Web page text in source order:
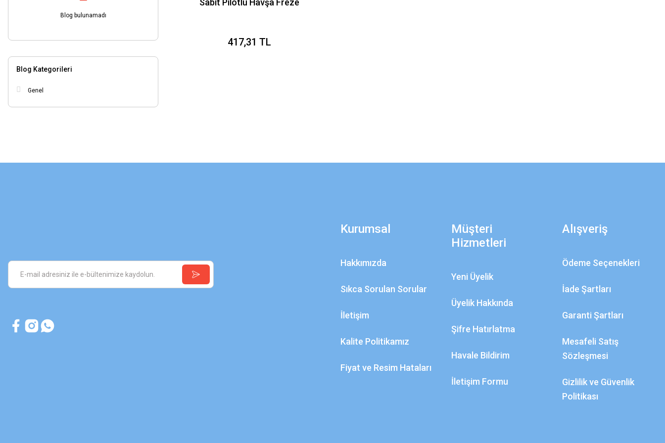
Blog bulunamadı
Blog Kategorileri
Genel
Sabit Pilotlu Havşa Freze
417,31 TL
Kurumsal
Hakkımızda
Sıkca Sorulan Sorular
İletişim
Kalite Politikamız
Fiyat ve Resim Hataları
Müşteri
Hizmetleri
Yeni Üyelik
Üyelik Hakkında
Şifre Hatırlatma
Havale Bildirim
İletişim Formu
Alışveriş
Ödeme Seçenekleri
İade Şartları
Garanti Şartları
Mesafeli Satış
Sözleşmesi
Gizlilik ve Güvenlik
Politikası